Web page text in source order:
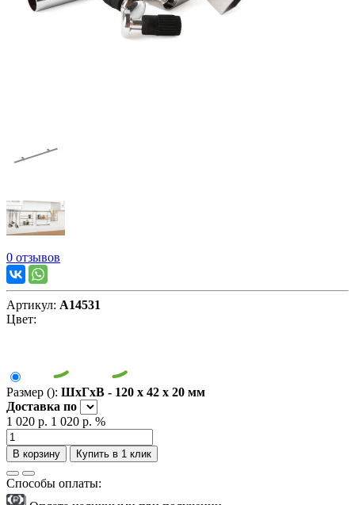
0 отзывов
Артикул: А14531
Цвет:
Размер (): ШxГxВ - 120 x 42 x 20 мм
Доставка по
1 020 р. 1 020 р. %
В корзину Купить в 1 клик
Способы оплаты: